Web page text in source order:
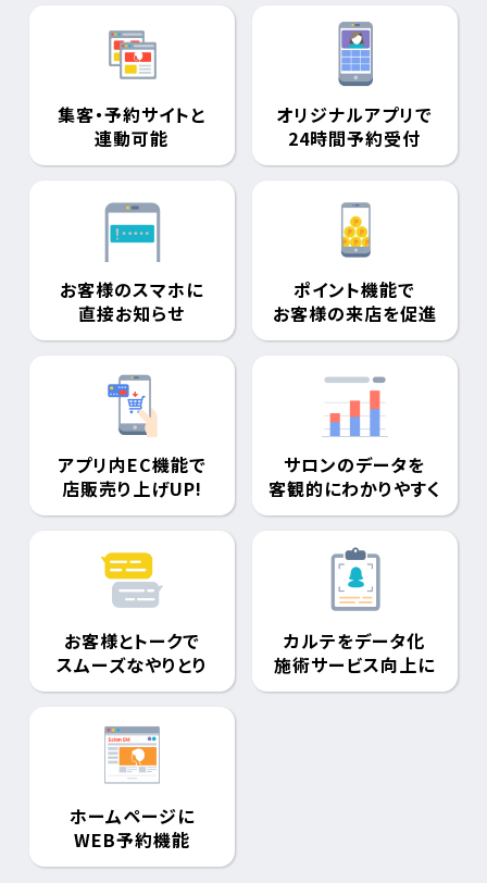
集客・予約サイトと
連動可能
オリジナルアプリで
24時間予約受付
お客様のスマホに
直接お知らせ
ポイント機能で
お客様の来店を促進
アプリ内EC機能で
店販売り上げUP!
サロンのデータを
客観的にわかりやすく
お客様とトークで
スムーズなやりとり
カルテをデータ化
施術サービス向上に
ホームページに
WEB予約機能